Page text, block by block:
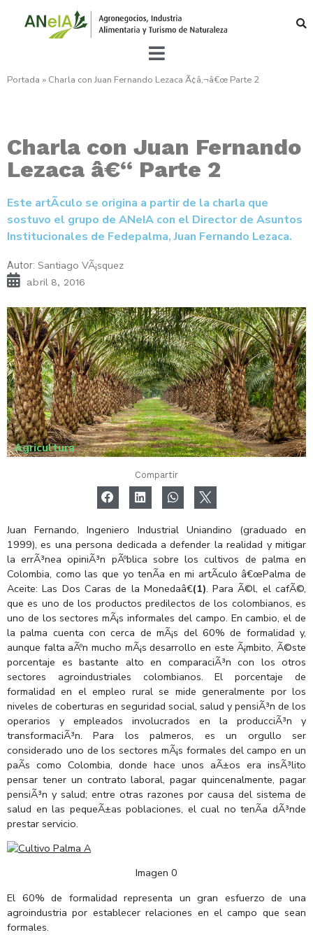
Portada » Charla con Juan Fernando Lezaca Ã¢â‚¬â€œ Parte 2
Charla con Juan Fernando
Lezaca â€“ Parte 2
Este artÃ­culo se origina a partir de la charla que
sostuvo el grupo de ANeIA con el Director de Asuntos
Institucionales de Fedepalma, Juan Fernando Lezaca.
Autor: Santiago VÃ¡squez
abril 8, 2016
Agricultura
Compartir
Juan Fernando, Ingeniero Industrial Uniandino (graduado en
1999), es una persona dedicada a defender la realidad y mitigar
la errÃ³nea opiniÃ³n pÃºblica sobre los cultivos de palma en
Colombia, como las que yo tenÃ­a en mi artÃ­culo â€œPalma de
Aceite: Las Dos Caras de la Monedaâ€(1). Para Ã©l, el cafÃ©,
que es uno de los productos predilectos de los colombianos, es
uno de los sectores mÃ¡s informales del campo. En cambio, el de
la palma cuenta con cerca de mÃ¡s del 60% de formalidad y,
aunque falta aÃºn mucho mÃ¡s desarrollo en este Ã¡mbito, Ã©ste
porcentaje es bastante alto en comparaciÃ³n con los otros
sectores agroindustriales colombianos. El porcentaje de
formalidad en el empleo rural se mide generalmente por los
niveles de coberturas en seguridad social, salud y pensiÃ³n de los
operarios y empleados involucrados en la producciÃ³n y
transformaciÃ³n. Para los palmeros, es un orgullo ser
considerado uno de los sectores mÃ¡s formales del campo en un
paÃ­s como Colombia, donde hace unos aÃ±os era insÃ³lito
pensar tener un contrato laboral, pagar quincenalmente, pagar
pensiÃ³n y salud; entre otras razones por causa del sistema de
salud en las pequeÃ±as poblaciones, el cual no tenÃ­a dÃ³nde
prestar servicio.
Imagen 0
El 60% de formalidad representa un gran esfuerzo de una
agroindustria por establecer relaciones en el campo que sean
formales.